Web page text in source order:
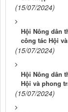
(15/07/2024)
Hội Nông dân
công tác Hội
(15/07/2024)
Hội Nông dân
Hội và phong
(15/07/2024)